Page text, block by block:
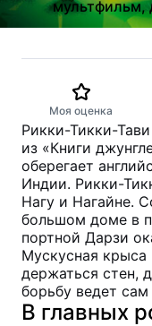
мультфильм,
Моя оценка
Рикки-Тикки-
из «Книги
оберегает
Индии. Рикки-
Нагу и Нагайне.
большом доме в
портной Дарзи
Мускусная
держаться стен,
борьбу ведет
В главных